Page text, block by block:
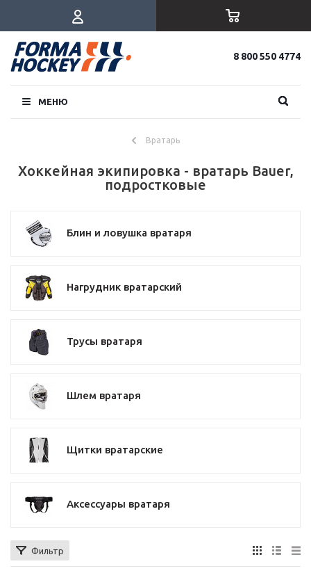
8 800 550 4774
МЕНЮ
Вратарь
Хоккейная экипировка - вратарь Bauer,
подростковые
Блин и ловушка вратаря
Нагрудник вратарский
Трусы вратаря
Шлем вратаря
Щитки вратарские
Аксессуары вратаря
Фильтр